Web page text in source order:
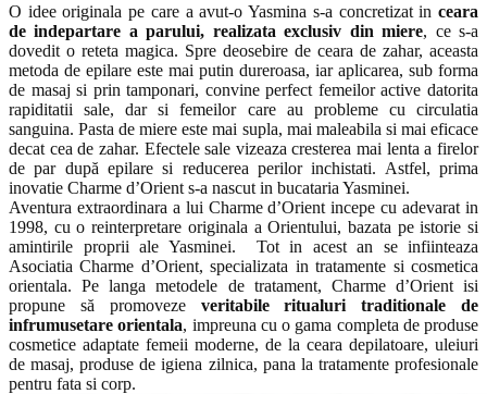
O idee originala pe care a avut-o Yasmina s-a concretizat in ceara
de indepartare a parului, realizata exclusiv din miere, ce s-a
dovedit o reteta magica. Spre deosebire de ceara de zahar, aceasta
metoda de epilare este mai putin dureroasa, iar aplicarea, sub forma
de masaj si prin tamponari, convine perfect femeilor active datorita
rapiditatii sale, dar si femeilor care au probleme cu circulatia
sanguina. Pasta de miere este mai supla, mai maleabila si mai eficace
decat cea de zahar. Efectele sale vizeaza cresterea mai lenta a firelor
de par după epilare si reducerea perilor inchistati. Astfel, prima
inovatie Charme d’Orient s-a nascut in bucataria Yasminei.
Aventura extraordinara a lui Charme d’Orient incepe cu adevarat in
1998, cu o reinterpretare originala a Orientului, bazata pe istorie si
amintirile proprii ale Yasminei. Tot in acest an se infiinteaza
Asociatia Charme d’Orient, specializata in tratamente si cosmetica
orientala. Pe langa metodele de tratament, Charme d’Orient isi
propune să promoveze veritabile ritualuri traditionale de
infrumusetare orientala, impreuna cu o gama completa de produse
cosmetice adaptate femeii moderne, de la ceara depilatoare, uleiuri
de masaj, produse de igiena zilnica, pana la tratamente profesionale
pentru fata si corp.